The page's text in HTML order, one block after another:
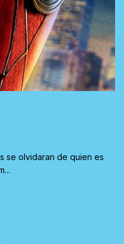
se olvidaran de quien es